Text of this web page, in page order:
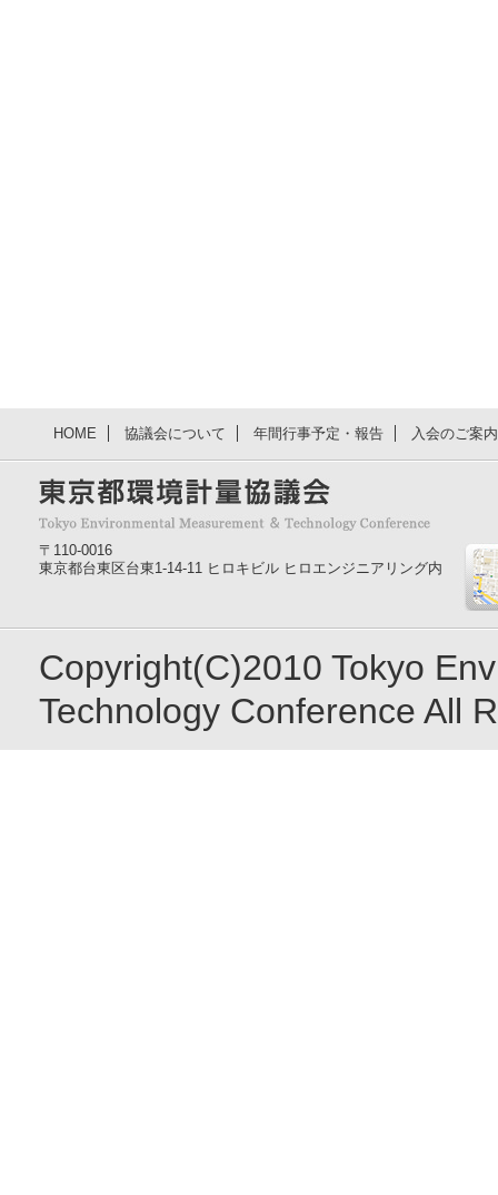
HOME 協議会について 年間行事予定・報告 入会のご案
〒110-0016
東京都台東区台東1-14-11 ヒロキビル ヒロエンジニアリング内
Copyright(C)2010 Tokyo
Technology Conference All